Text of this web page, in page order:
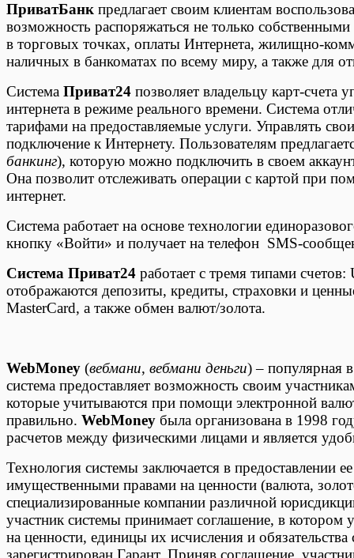
ПриватБанк предлагает своим клиентам
возможность распоряжаться не только
в торговых точках, оплаты Интернета, жилищно-
наличных в банкоматах по всему миру, а также для
Система Приват24 позволяет владельцу карт-счета
интернета в режиме реального времени. Система
тарифами на предоставляемые услуги. Управлять
подключение к Интернету. Пользователям
банкинг), которую можно подключить в своем
Она позволит отслеживать операции с картой при
интернет.
Система работает на основе технологии
кнопку «Войти» и получает на телефон SMS-
Система Приват24 работает с тремя типами
отображаются депозиты, кредиты, страховки и
MasterCard, а также обмен валют/золота.
WebMoney (вебмани, вебмани деньги) – популярная
система предоставляет возможность своим
которые учитываются при помощи электронной
правильно. WebMoney была организована в 1998
расчетов между физическими лицами и является
Технология системы заключается в предоставлении
имущественными правами на ценности (валюта,
специализированные компании различной
участник системы принимает соглашение, в
на ценности, единицы их исчисления и
зарегистрирован Гарант. Приняв соглашение,